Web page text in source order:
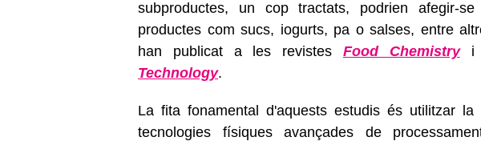
subproductes, un cop tractats, podrien afegir-
productes com sucs, iogurts, pa o salses, entre
han publicat a les revistes Food Chemistry
Technology.
La fita fonamental d'aquests estudis és utilitzar
tecnologies físiques avançades de